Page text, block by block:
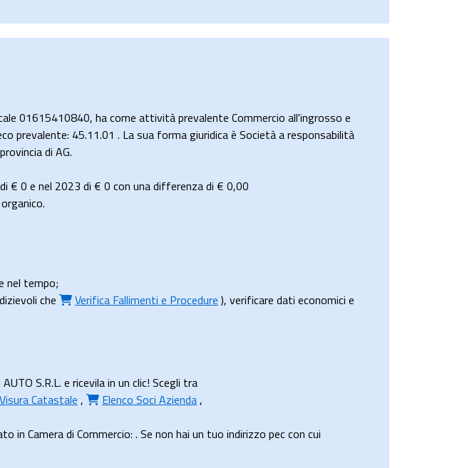
01615410840, ha come attività prevalente Commercio all'ingrosso e
prevalente: 45.11.01 . La sua forma giuridica è Società a responsabilità
di AG.
€ 0 e nel 2023 di € 0 con una differenza di € 0,00
nel tempo;
che Verifica Fallimenti e Procedure ), verificare dati economici e
S.R.L. e ricevila in un clic! Scegli tra
Visura Catastale , Elenco Soci Azienda,
in Camera di Commercio: . Se non hai un tuo indirizzo pec con cui